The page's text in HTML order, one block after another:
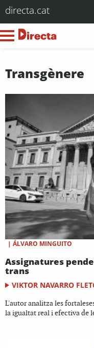
directa.cat
Transgènere
| ÁLVARO MINGUITO
Assignatures
trans
VIKTOR NAVARRO
L'autor analitza les
la igualtat real i efectiva de